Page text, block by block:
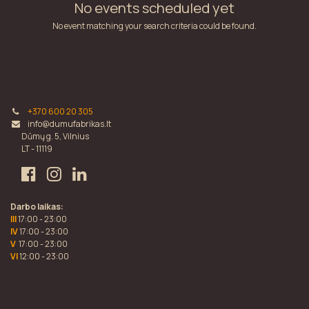
No events scheduled yet
No event matching your search criteria could be found.
+370 600 20 305
info@dumufabrikas.lt
Dūmų g. 5, Vilnius
LT - 11119
Darbo laikas:
III17:00 - 23:00
IV17:00 - 23:00
V 17:00 - 23:00
VI12:00 - 23:00